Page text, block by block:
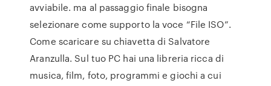
avviabile. ma al passaggio finale bisogna
selezionare come supporto la voce “File ISO”.
Come scaricare su chiavetta di Salvatore
Aranzulla. Sul tuo PC hai una libreria ricca di
musica, film, foto, programmi e giochi a cui